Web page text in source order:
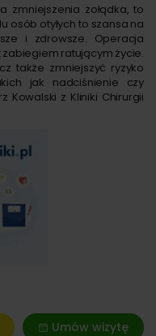
zmniejszenia żołądka, to
osób otyłych to szansa na
i zdrowsze. Operacja
ratującym życie.
także zmniejszyć ryzyko
jak nadciśnienie czy
Kowalski z Kliniki Chirurgii
Umów wizytę